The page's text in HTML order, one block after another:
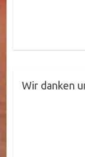
Wir danken